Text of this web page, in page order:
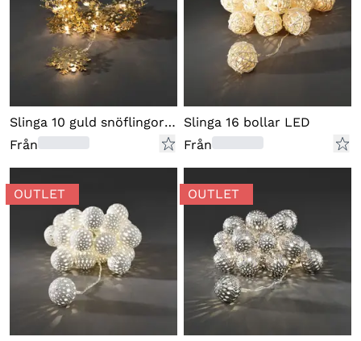
Slinga 10 guld snöflingor LED
Från
Slinga 16 bollar LED
Från
OUTLET OUTLET